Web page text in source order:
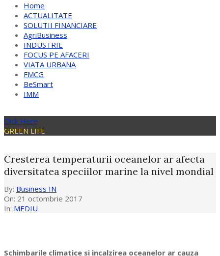
Home
ACTUALITATE
SOLUTII FINANCIARE
AgriBusiness
INDUSTRIE
FOCUS PE AFACERI
VIATA URBANA
FMCG
BeSmart
IMM
Click Here
GREEN LIFE
Cresterea temperaturii oceanelor ar afecta
diversitatea speciilor marine la nivel mondial
By: Business IN
On: 21 octombrie 2017
In: MEDIU
Schimbarile climatice si incalzirea oceanelor ar cauza